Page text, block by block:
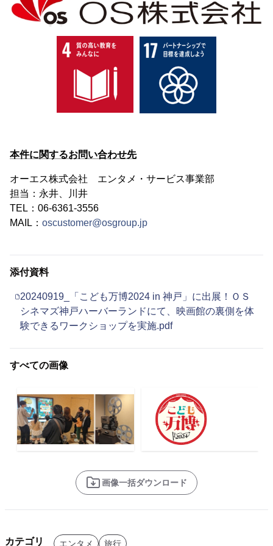
本件に関するお問い合わせ先
オーエス株式会社 エンタメ・サービス事業部
担当：永井、川井
TEL：06-6361-3556
MAIL： oscustomer@osgroup.jp
添付資料
20240919_「こども万博2024 in 神戸」に出展！ＯＳ
シネマズ神戸ハーバーランドにて、映画館の裏側を体
験できるワークショップを実施.pdf
すべての画像
画像一括ダウンロード
カテゴリ エンタメ 旅行